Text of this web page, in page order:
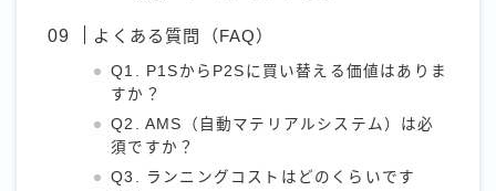
よくある質問（FAQ）
Q1. P1SからP2Sに買い替える価値はありま
すか？
Q2. AMS（自動マテリアルシステム）は必
須ですか？
Q3. ランニングコストはどのくらいです